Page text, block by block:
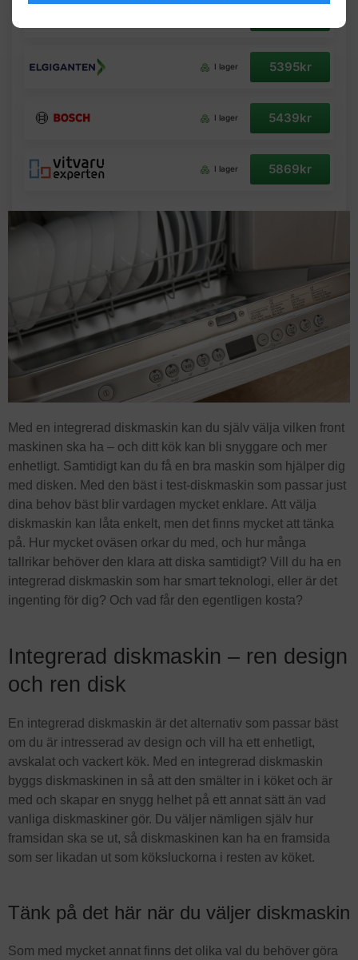
I lager 5395kr
I lager 5439kr
I lager 5869kr
Med en integrerad diskmaskin kan du själv välja vilken front
maskinen ska ha – och ditt kök kan bli snyggare och mer
enhetligt. Samtidigt kan du få en bra maskin som hjälper dig
med disken. Med den bäst i test-diskmaskin som passar just
dina behov bäst blir vardagen mycket enklare. Att välja
diskmaskin kan låta enkelt, men det finns mycket att tänka
på. Hur mycket oväsen orkar du med, och hur många
tallrikar behöver den klara att diska samtidigt? Vill du ha en
integrerad diskmaskin som har smart teknologi, eller är det
ingenting för dig? Och vad får den egentligen kosta?
Integrerad diskmaskin – ren design
och ren disk
En integrerad diskmaskin är det alternativ som passar bäst
om du är intresserad av design och vill ha ett enhetligt,
avskalat och vackert kök. Med en integrerad diskmaskin
byggs diskmaskinen in så att den smälter in i köket och är
med och skapar en snygg helhet på ett annat sätt än vad
vanliga diskmaskiner gör. Du väljer nämligen själv hur
framsidan ska se ut, så diskmaskinen kan ha en framsida
som ser likadan ut som köksluckorna i resten av köket.
Tänk på det här när du väljer diskmaskin
Som med mycket annat finns det olika val du behöver göra